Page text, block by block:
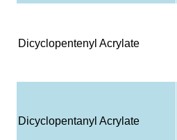
Dicyclopentenyl Acrylate
Dicyclopentanyl Acrylate